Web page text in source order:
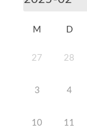
M D
27 28
3 4
10 11